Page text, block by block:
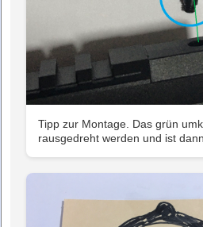
Tipp zur Montage. Das grün
rausgedreht werden und ist